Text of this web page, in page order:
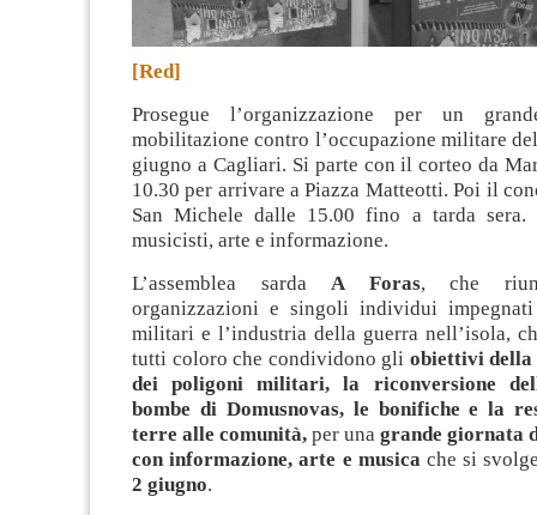
[Red]
Prosegue l’organizzazione per un
mobilitazione contro l’occupazione militare
giugno a Cagliari. Si parte con il corteo da
10.30 per arrivare a Piazza Matteotti. Poi il
San Michele dalle 15.00 fino a tarda
musicisti, arte e informazione.
L’assemblea sarda A Foras, che
organizzazioni e singoli individui
militari e l’industria della guerra nell’isola,
tutti coloro che condividono gli obiettivi della
dei poligoni militari, la riconversione
bombe di Domusnovas, le bonifiche e la
terre alle comunità, per una grande giornata
con informazione, arte e musicache si
2 giugno.